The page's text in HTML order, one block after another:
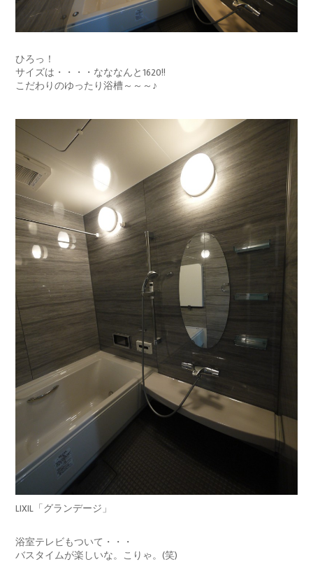
ひろっ！
サイズは・・・・なななんと1620!!
こだわりのゆったり浴槽～～～♪
LIXIL「グランデージ」
浴室テレビもついて・・・
バスタイムが楽しいな。こりゃ。(笑)